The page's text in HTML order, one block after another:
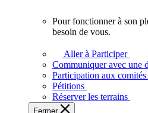
plein
potentiel,
l'Assemblée
a
Pour fonctionner à son
besoin de vous.
Aller à Participer
Communiquer avec une
Participation aux comités
Pétitions
Réserver les terrains
Fermer